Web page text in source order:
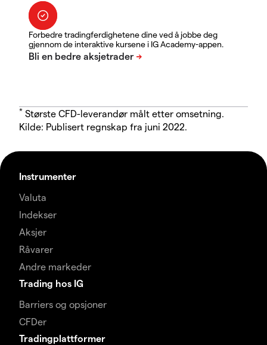
Forbedre tradingferdighetene dine ved å jobbe deg
gjennom de interaktive kursene i IG Academy-appen.
* Største CFD-leverandør målt etter omsetning.
Kilde: Publisert regnskap fra juni 2022.
Instrumenter
Valuta
Indekser
Aksjer
Råvarer
Andre markeder
Trading hos IG
Barriers og opsjoner
CFDer
Tradingplattformer